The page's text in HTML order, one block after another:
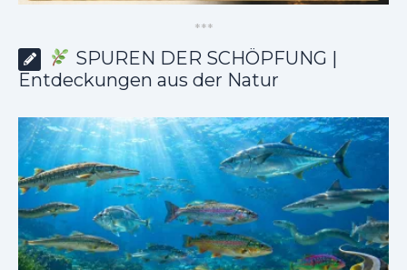
***
SPUREN DER SCHÖPFUNG |
Entdeckungen aus der Natur